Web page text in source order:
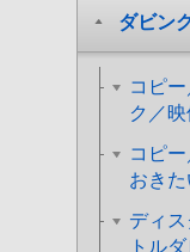
ダビン
コピ
ク／
コピ
おきた
ディ
トル